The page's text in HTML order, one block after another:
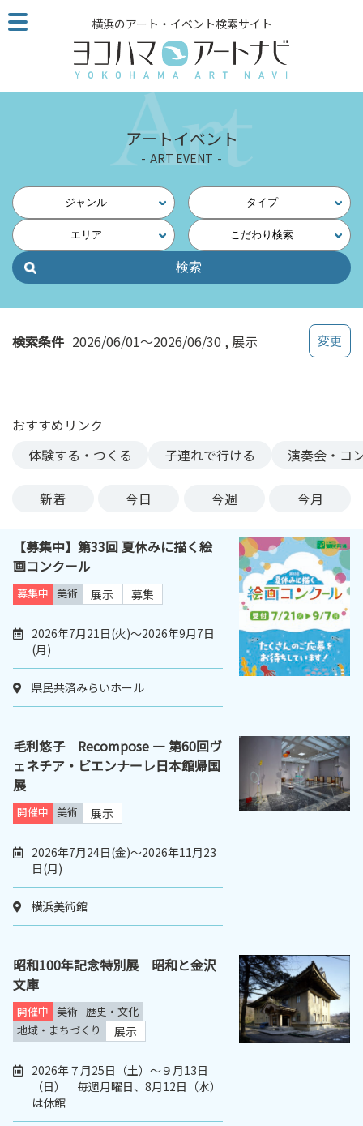
こ
の
ジ
読
他
ペ
の
横浜のアート・イベント検索サイト
アートイベント
ART EVENT
ジャンル タイプ
エリア こだわり検索
検索条件 2026/06/01～2026/06/30 展示
おすすめリンク
体験する・つくる
子連れで行ける 演奏会・コ
新着 今日 今週 今月
【募集中】第33回 夏休みに描く絵
画コンクール
募集中 美術 展示 募集
2026年7月21日(火)～2026年9月7日
(月)
県民共済みらいホール
毛利悠子 Recompose ― 第60回ヴ
ェネチア・ビエンナーレ日本館帰国
展
開催中 美術 展示
2026年7月24日(金)～2026年11月23
日(月)
横浜美術館
昭和100年記念特別展 昭和と金沢
文庫
開催中 美術 歴史・文化
地域・まちづくり
展示
2026年７月25日（土）～９月13日
（日） 毎週月曜日、8月12日（水）
は休館